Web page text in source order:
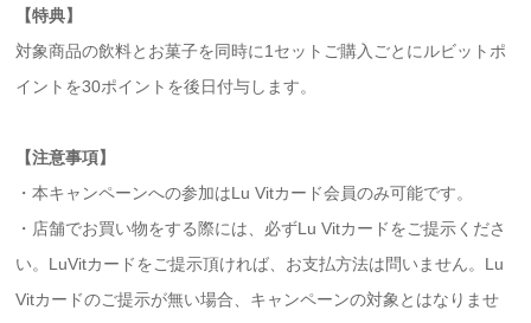
【特典】
対象商品の飲料とお菓子を同時に1セットご購入ごとにルビットポ
イントを30ポイントを後日付与します。
【注意事項】
・本キャンペーンへの参加はLu Vitカード会員のみ可能です。
・店舗でお買い物をする際には、必ずLu Vitカードをご提示くださ
い。LuVitカードをご提示頂ければ、お支払方法は問いません。Lu
Vitカードのご提示が無い場合、キャンペーンの対象とはなりませ